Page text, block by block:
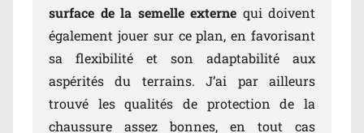
surface de la semelle externe qui doivent
également jouer sur ce plan, en favorisant
sa flexibilité et son adaptabilité aux
aspérités du terrains. J’ai par ailleurs
trouvé les qualités de protection de la
chaussure assez bonnes, en tout cas